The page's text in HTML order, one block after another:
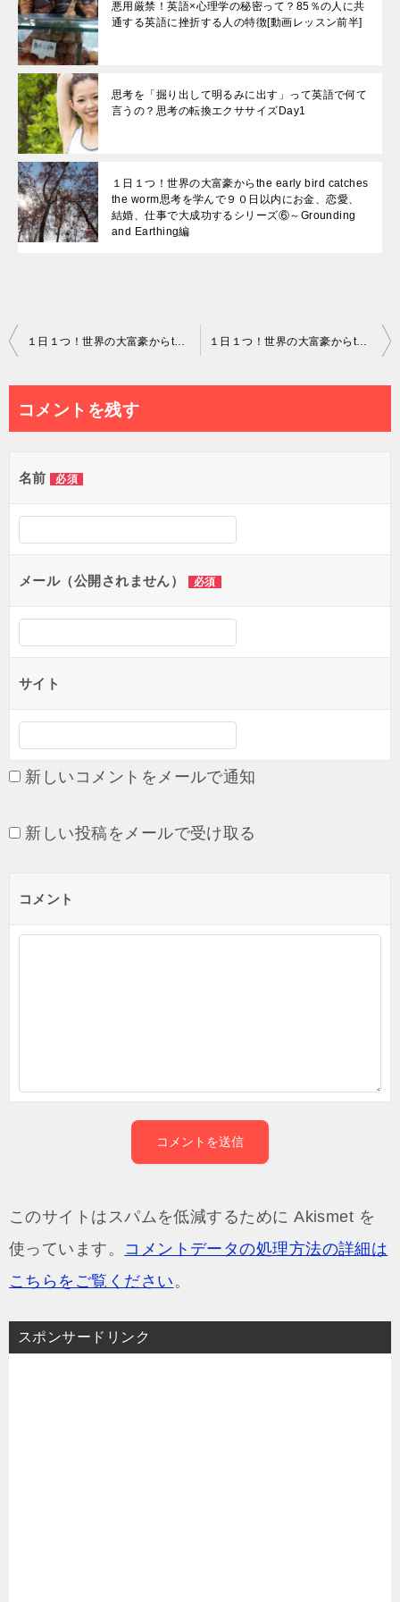
悪用厳禁！英語×心理学の秘密って？85％の人に共
通する英語に挫折する人の特徴[動画レッスン前半]
思考を「掘り出して明るみに出す」って英語で何て
言うの？思考の転換エクササイズDay1
１日１つ！世界の大富豪からthe early bird catches
the worm思考を学んで９０日以内にお金、恋愛、
結婚、仕事で大成功するシリーズ⑥～Grounding
and Earthing編
投
ナ
ビ
ゲ
１日１つ！世界の大富豪からthe early bird catches the worm思考を学んで９０日以内にお金、恋愛、結婚、仕事で大成功するシリーズ １日１つ！世界の大富豪からthe early bird catches the worm思考を学んで９０日以内にお金、恋愛、結婚、仕事で大成功するシリーズ③~コーヒーはいつ飲みますか？
コメントを残す
名前 必須
メール（公開されません） 必須
サイト
新しいコメントをメールで通知
新しい投稿をメールで受け取る
コメント
このサイトはスパムを低減するために Akismet を
使っています。 コメントデータの処理方法の詳細は
こちらをご覧ください 。
スポンサードリンク